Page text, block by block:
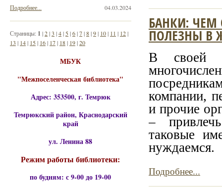
БАНКИ:
ПОЛЕЗНЫ В
В своей
компании,
и прочие
–
таковые
нуждаемся.
Подробнее...
04.03.2024
Подробнее...
Страницы: 1 |2|3 |4| 5|6|7|8|9| 10| 11 | 12|
13 | 14| 15| 16| 17| 18| 19|20
МБУК
"Межпоселенческая библиотека"
Адрес: 353500, г. Темрюк
Темрюкский район, Краснодарский
край
ул. Ленина 88
Режим работы библиотеки:
по будням: с 9-00 до 19-00